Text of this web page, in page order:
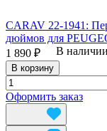
CARAV 22-1941:
дюймов для
1 890 ₽
В наличии
В корзину
Оформить заказ